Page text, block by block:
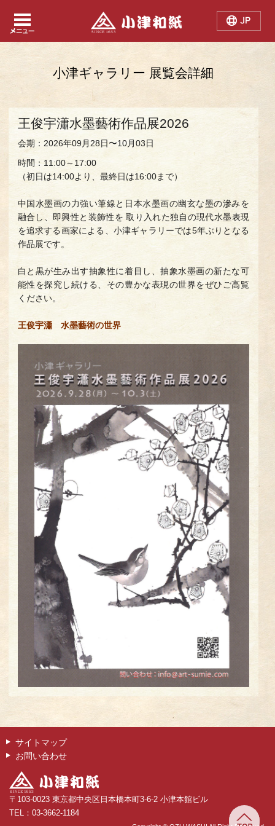
Japanese
English
Chinese
小津ギャラリー 展覧会詳細
王俊宇瀟水墨藝術作品展2026
会期：2026年09月28日〜10月03日
時間：11:00～17:00
（初日は14:00より、最終日は16:00まで）
中国水墨画の力強い筆線と日本水墨画の幽玄な墨の滲みを
融合し、即興性と装飾性を 取り入れた独自の現代水墨表現
を追求する画家による、小津ギャラリーでは5年ぶりとなる
作品展です。
白と黒が生み出す抽象性に着目し、抽象水墨画の新たな可
能性を探究し続ける、その豊かな表現の世界をぜひご高覧
ください。
王俊宇瀟 水墨藝術の世界
サイトマップ
お問い合わせ
〒103-0023 東京都中央区日本橋本町3-6-2 小津本館ビル
TEL：03-3662-1184